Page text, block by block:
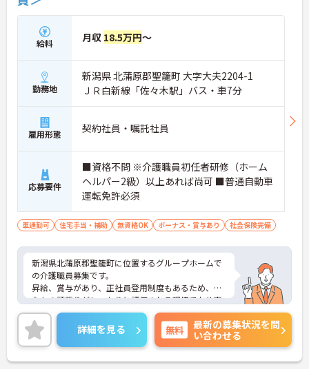
給料 月収 18.5万円～
勤務地
新潟県 北蒲原郡聖籠町 大字大夫2204-1
ＪＲ白新線「佐々木駅」バス・車7分
雇用形態 契約社員・嘱託社員
応募要件
■資格不問 ※介護職員初任者研修（ホーム
ヘルパー2級）以上あれば尚可 ■普通自動車
運転免許必須
車通勤可 住宅手当・補助 無資格OK ボーナス・賞与あり 社会保険完備
新潟県北蒲原郡聖籠町に位置するグループホームで
の介護職員募集です。
昇給、賞与があり、正社員登用制度もあるため、あ
なたの頑張りがしっかりと評価される環境でお仕事
できます！
完全週休2日制を導入しているため、ワークライフ
バランスを整えやすいです！
ご興味のある方は面接のポイントをお伝えしますの
で、お気軽にお問い合わせください。
詳細を見る 無料
最新の募集状況を問
い合わせる